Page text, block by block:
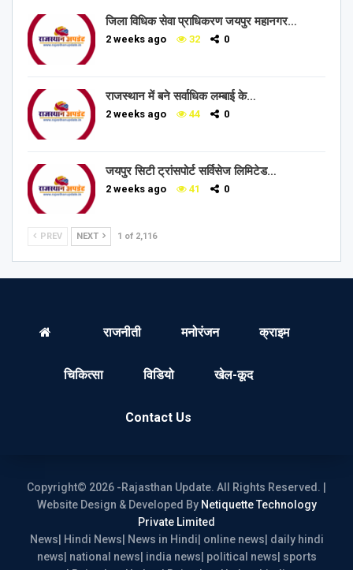
जिला विधिक सेवा प्राधिकरण जयपुर महानगर…
2 weeks ago 32 0
राजस्थान में बने सर्वाधिक लम्बाई के…
2 weeks ago 44 0
जयपुर सिटी ट्रांसपोर्ट सर्विसेज लिमिटेड…
2 weeks ago 41 0
PREV NEXT 1 of 2,116
राजनीती मनोरंजन क्राइम
चिकित्सा विडियो खेल-कूद
Contact Us
Copyright© 2026 -Rajasthan Update. All Rights Reserved. |
Website Design & Developed By Netiquette Technology
Private Limited
News| Hindi News| News in Hindi| online news| daily hindi
news| national news| india news| political news| sports